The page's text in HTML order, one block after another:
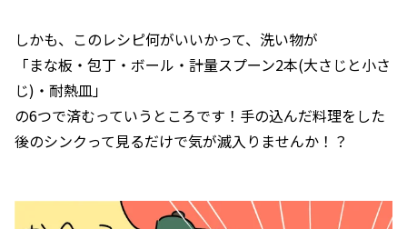
しかも、このレシピ何がいいかって、洗い物が
「まな板・包丁・ボール・計量スプーン2本(大さじと小さ
じ)・耐熱皿」
の6つで済むっていうところです！手の込んだ料理をした
後のシンクって見るだけで気が滅入りませんか！？